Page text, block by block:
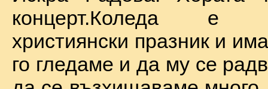
концерт.Коледа е
християнски празник и
го гледаме и да му се